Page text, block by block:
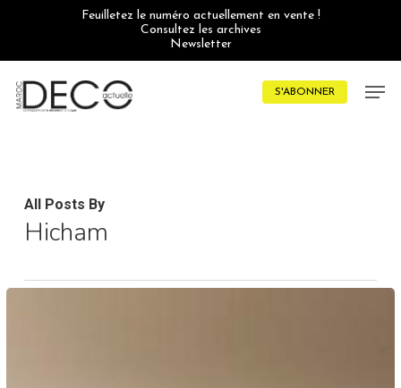
Feuilletez le numéro actuellement en vente !
Consultez les archives
Newsletter
S'ABONNER
All Posts By
Hicham